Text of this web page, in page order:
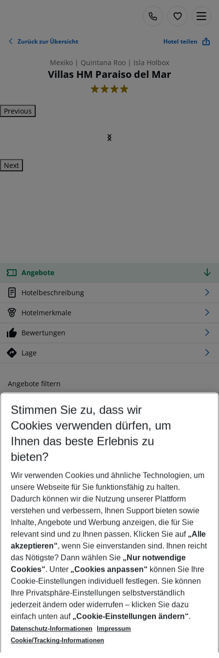
Zurück zur Übersicht Hotel teilen
Mexiko | Quintana Roo | Isla Holbox
Villas HM Paraiso del Mar
4
Previous
Next
Angebote
Hotelbeschreibung
Hotelmerkmale
Bewertungen
Lage
Angebote filtern
Ändern Sie Ihre Kriterien nach Ihren Wünschen
Abflughafen wählen
Beliebiger Abflughafen
Reisezeitraum wählen
11.08.26– 09.08.27 5-8 Nächte
2 Erwachsene Keine Kinder
Mehr Filter anzeigen
Footer
Footer navigation
Über uns
AGB
Cookie-Einstellungen ändern
Cookie-Richtlinie
Datenschutz
Service & Hilfe
Barrierefreies Reisen
Check-in
Folgen Sie uns
Stimmen Sie zu, dass wir
Cookies verwenden dürfen, um
Ihnen das beste Erlebnis zu
bieten?
Wir verwenden Cookies und ähnliche Technologien, um
unsere Webseite für Sie funktionsfähig zu halten.
Dadurch können wir die Nutzung unserer Plattform
verstehen und verbessern, Ihnen Support bieten sowie
Inhalte, Angebote und Werbung anzeigen, die für Sie
relevant sind und zu Ihnen passen. Klicken Sie auf „Alle
akzeptieren“, wenn Sie einverstanden sind. Ihnen reicht
das Nötigste? Dann wählen Sie „Nur notwendige
Cookies“. Unter „Cookies anpassen“ können Sie Ihre
Cookie-Einstellungen individuell festlegen. Sie können
Ihre Privatsphäre-Einstellungen selbstverständlich
jederzeit ändern oder widerrufen – klicken Sie dazu
einfach unten auf „Cookie-Einstellungen ändern“.
Datenschutz-Informationen
Impressum
Cookie/Tracking-Informationen